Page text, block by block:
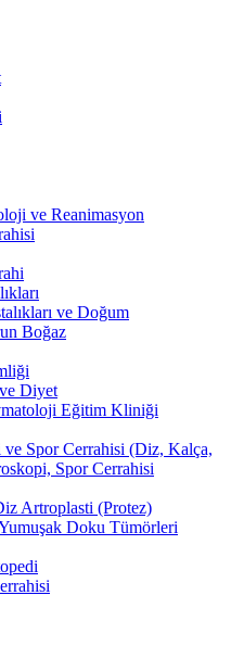
ve Reanimasyon
ve Doğum
Boğaz
Diyet
Eğitim Kliniği
Spor Cerrahisi (Diz, Kalça,
Spor Cerrahisi
Artroplasti (Protez)
Doku Tümörleri